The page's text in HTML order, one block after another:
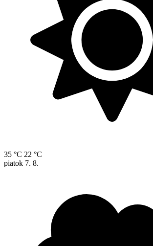
35 °C 22 °C
piatok 7. 8.